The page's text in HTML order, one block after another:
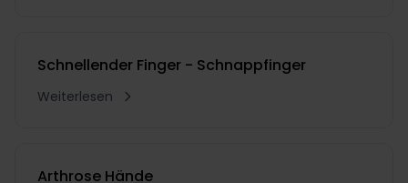
Schnellender Finger - Schnappfinger
Weiterlesen
Arthrose Hände